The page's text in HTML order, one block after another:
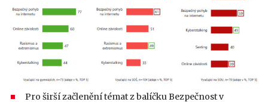
Pro širší začlenění témat z balíčku Bezpečnost v